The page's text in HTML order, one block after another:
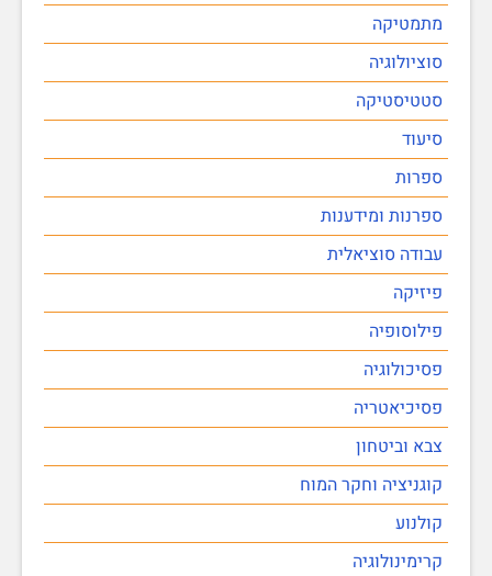
מתמטיקה
סוציולוגיה
סטטיסטיקה
סיעוד
ספרות
ספרנות ומידענות
עבודה סוציאלית
פיזיקה
פילוסופיה
פסיכולוגיה
פסיכיאטריה
צבא וביטחון
קוגניציה וחקר המוח
קולנוע
קרימינולוגיה